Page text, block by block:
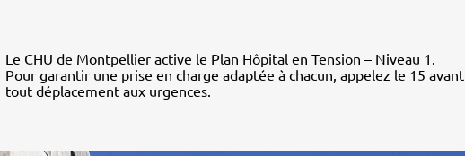
Le CHU de Montpellier active le Plan Hôpital en Tension – Niveau 1.
Pour garantir une prise en charge adaptée à chacun, appelez le 15 avant
tout déplacement aux urgences.